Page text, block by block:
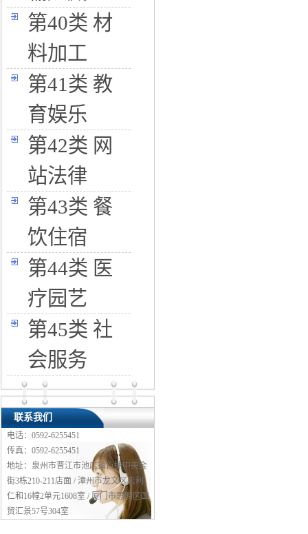
第40类 材
料加工
第41类 教
育娱乐
第42类 网
站法律
第43类 餐
饮住宿
第44类 医
疗园艺
第45类 社
会服务
联系我们
电话：0592-6255451
传真：0592-6255451
地址：泉州市晋江市池店镇百捷中央金
街3栋210-211店面 / 漳州市龙文区天利
仁和16幢2单元1608室 / 厦门市思明区国
贸汇景57号304室